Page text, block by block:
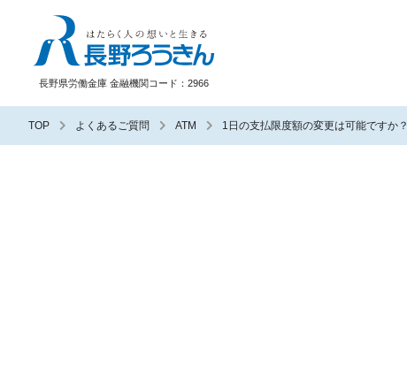
長野県労働金庫 金融機関コード：2966
TOP よくあるご質問 ATM 1日の支払限度額の変更は可能ですか？